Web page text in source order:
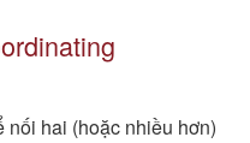
hai (hoặc nhiều hơn)